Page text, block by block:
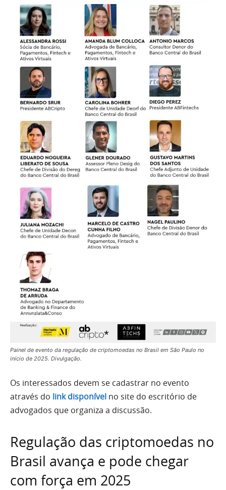
Painel de evento da regulação de criptomoedas no Brasil em São Paulo no
início de 2025. Divulgação.
Os interessados devem se cadastrar no evento
através do link disponível no site do escritório de
advogados que organiza a discussão.
Regulação das criptomoedas no
Brasil avança e pode chegar
com força em 2025